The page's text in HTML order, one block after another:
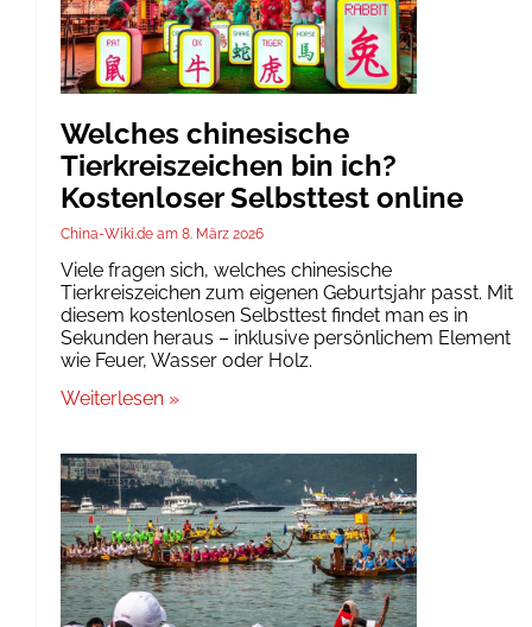
Welches chinesische
Tierkreiszeichen bin ich?
Kostenloser Selbsttest online
China-Wiki.de 8. März 2026
Viele fragen sich, welches chinesische
Tierkreiszeichen zum eigenen Geburtsjahr passt. Mit
diesem kostenlosen Selbsttest findet man es in
Sekunden heraus – inklusive persönlichem Element
wie Feuer, Wasser oder Holz.
Weiterlesen »